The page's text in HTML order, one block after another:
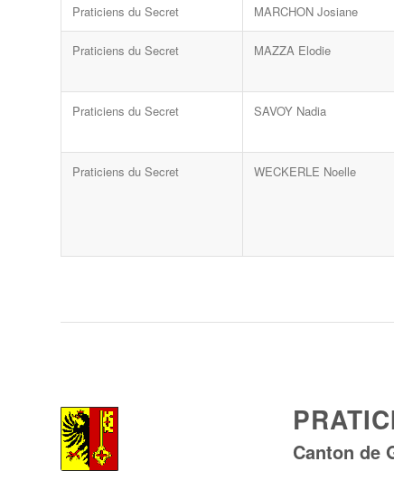
Praticiens du Secret MARCHON Josiane
Praticiens du Secret MAZZA Elodie
Praticiens du Secret SAVOY Nadia
Praticiens du Secret WECKERLE Noelle
Canton de